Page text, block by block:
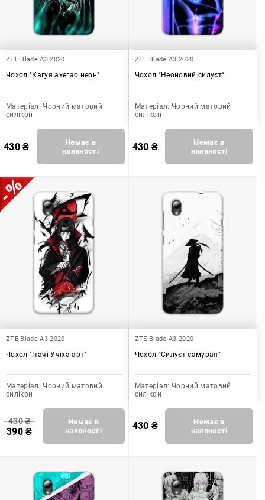
ZTE Blade A3 2020
Чохол "Кагуя ахегао неон"
Матеріал: Чорний матовий
силікон
430₴
Немає в
наявності
ZTE Blade A3 2020
Чохол "Неоновий силуєт"
Матеріал: Чорний матовий
силікон
430 ₴
Немає в
наявності
ZTE Blade A3 2020
Чохол "Ітачі Учіха арт"
Матеріал: Чорний матовий
силікон
430₴
390₴
Немає в
наявності
ZTE Blade A3 2020
Чохол "Силуєт самурая"
Матеріал: Чорний матовий
силікон
430 ₴
Немає в
наявності